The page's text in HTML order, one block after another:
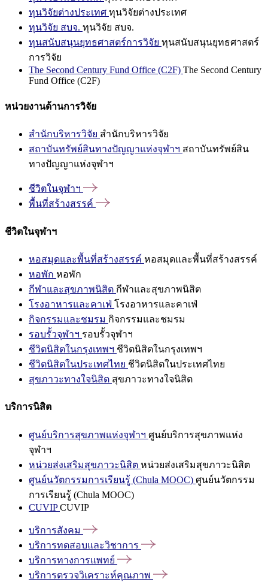
ทุนวิจัยต่างประเทศ ทุนวิจัยต่างประเทศ
ทุนวิจัย สบจ. ทุนวิจัย สบจ.
ทุนสนับสนุนยุทธศาสตร์การวิจัย ทุนสนับสนุนยุทธศาสตร์
การวิจัย
The Second Century Fund Office (C2F) The Second Century
Fund Office (C2F)
หน่วยงานด้านการวิจัย
สำนักบริหารวิจัย สำนักบริหารวิจัย
สถาบันทรัพย์สินทางปัญญาแห่งจุฬาฯ สถาบันทรัพย์สิน
ทางปัญญาแห่งจุฬาฯ
ชีวิตในจุฬาฯ
พื้นที่สร้างสรรค์
ชีวิตในจุฬาฯ
หอสมุดและพื้นที่สร้างสรรค์ หอสมุดและพื้นที่สร้างสรรค์
หอพัก หอพัก
กีฬาและสุขภาพนิสิต กีฬาและสุขภาพนิสิต
โรงอาหารและคาเฟ่ โรงอาหารและคาเฟ่
กิจกรรมและชมรม กิจกรรมและชมรม
รอบรั้วจุฬาฯ รอบรั้วจุฬาฯ
ชีวิตนิสิตในกรุงเทพฯ ชีวิตนิสิตในกรุงเทพฯ
ชีวิตนิสิตในประเทศไทย ชีวิตนิสิตในประเทศไทย
สุขภาวะทางใจนิสิต สุขภาวะทางใจนิสิต
บริการนิสิต
ศูนย์บริการสุขภาพแห่งจุฬาฯ ศูนย์บริการสุขภาพแห่ง
จุฬาฯ
หน่วยส่งเสริมสุขภาวะนิสิต หน่วยส่งเสริมสุขภาวะนิสิต
ศูนย์นวัตกรรมการเรียนรู้ (Chula MOOC) ศูนย์นวัตกรรม
การเรียนรู้ (Chula MOOC)
CUVIPCUVIP
บริการสังคม
บริการทดสอบและวิชาการ
บริการทางการแพทย์
บริการตรวจวิเคราะห์คุณภาพ